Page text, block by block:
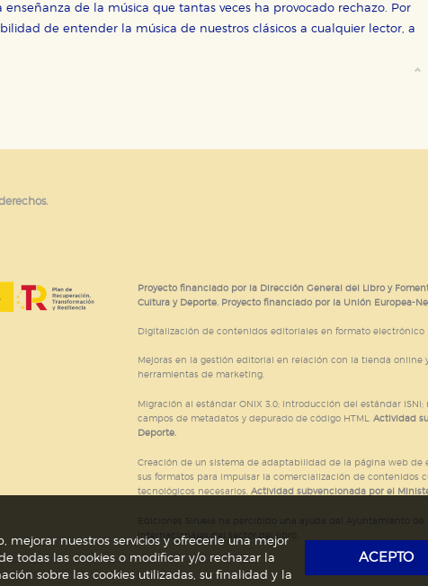
de la música que tantas veces ha provocado rechazo. Por
de entender la música de nuestros clásicos a cualquier lector, a
Proyecto financiado por la Dirección General del Libro y
Cultura y Deporte. Proyecto financiado por la Unión Europea-
Digitalización de contenidos editoriales en formato electrónico
Mejoras en la gestión editorial en relación con la tienda online
herramientas de marketing.
Migración al estándar ONIX 3.0; introducción del estándar
campos de metadatos y depurado de código HTML. Actividad
Deporte.
Creación de un sistema de adaptabilidad de la página web de
sus formatos para impulsar la comercialización de contenidos
tecnológicos necesarios. Actividad subvencionada por el
Internacionales del sector del libro.
mejorar nuestros servicios y ofrecerle una mejor
todas las cookies o modificar y/o rechazar la
sobre las cookies utilizadas, su finalidad y la
ACEPTO
de cookies